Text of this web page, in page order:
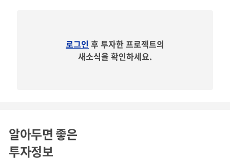
로그인 후 투자한 프로젝트의
새소식을 확인하세요.
알아두면 좋은
투자정보